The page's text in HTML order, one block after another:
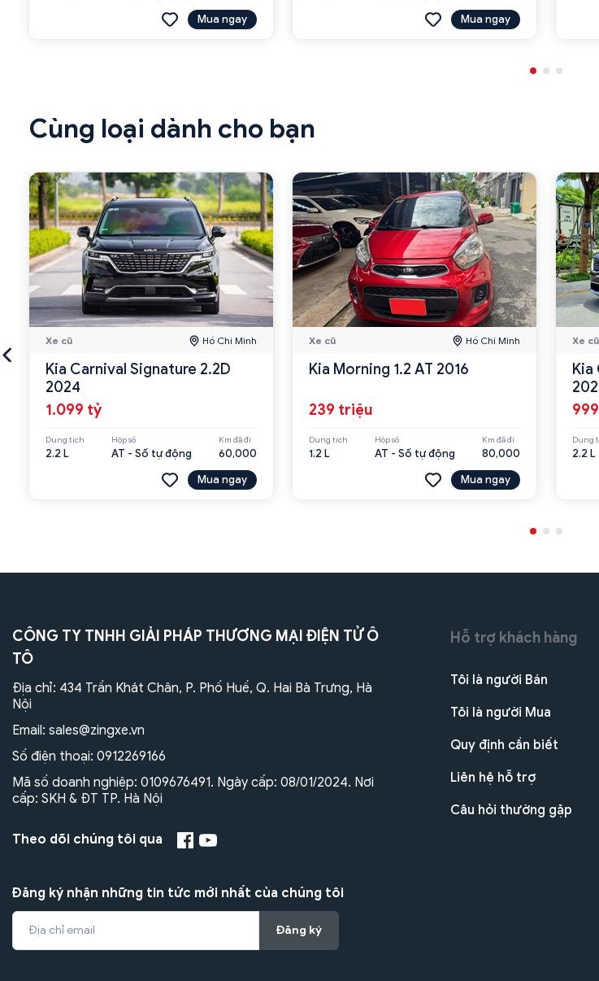
Mua ngay
Mua ngay
Cùng loại dành cho bạn
Xe cũ Hồ Chí Minh
Kia Carnival Signature 2.2D
2024
1.099 tỷ
Dung tích
2.2 L
Hộp số
AT - Số tự động
Km đã đi
60,000
Mua ngay
Xe cũ Hồ Chí Minh
Kia Morning 1.2 AT 2016
239 triệu
Dung tích
1.2 L
Hộp số
AT - Số tự động
Km đã đi
80,000
Mua ngay
Xe cũ
Dung
2.2 L
CÔNG TY TNHH GIẢI PHÁP THƯƠNG MẠI ĐIỆN TỬ Ô
TÔ
Địa chỉ: 434 Trần Khát Chân, P. Phố Huế, Q. Hai Bà Trưng, Hà
Nội
Email: sales@zingxe.vn
Số điện thoại: 0912269166
Mã số doanh nghiệp: 0109676491. Ngày cấp: 08/01/2024. Nơi
cấp: SKH & ĐT TP. Hà Nội
Theo dõi chúng tôi qua
Đăng ký nhận những tin tức mới nhất của chúng tôi
Đăng ký
Hỗ trợ khách hàng
Tôi là người Bán
Tôi là người Mua
Quy định cần biết
Liên hệ hỗ trợ
Câu hỏi thường gặp